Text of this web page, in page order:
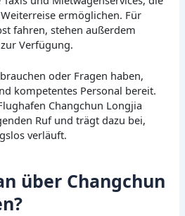
ermöglichen. Für
fahren, stehen außerdem
Verfügung.
oder Fragen haben,
kompetentes Personal bereit.
Changchun Longjia
Ruf und trägt dazu bei,
verläuft.
über Changchun